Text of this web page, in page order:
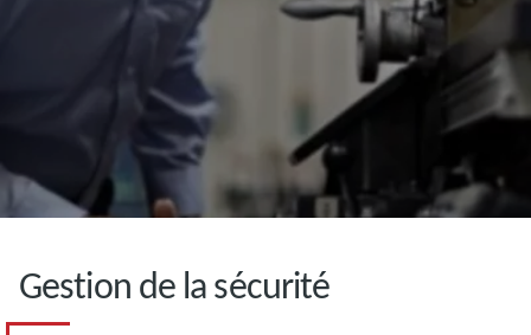
Gestion de la sécurité